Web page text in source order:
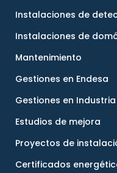
Instalaciones de
Instalaciones de
Mantenimiento
Gestiones en Endesa
Gestiones en Industria
Estudios de mejora
Proyectos de
Certificados